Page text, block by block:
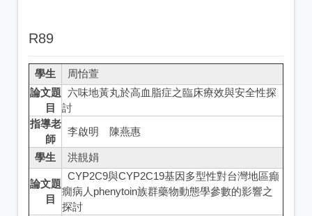
R89
學生
周怡萱
論文題
目
六味地黃丸於高血脂症之臨床療效與安全性探
討
指導老
師
李啟明 陳燕惠
學生 洪靚娟
論文題
目
CYP2C9與CYP2C19基因多型性對台灣地區癲
癇病人phenytoin族群藥物動態學參數的影響之
探討